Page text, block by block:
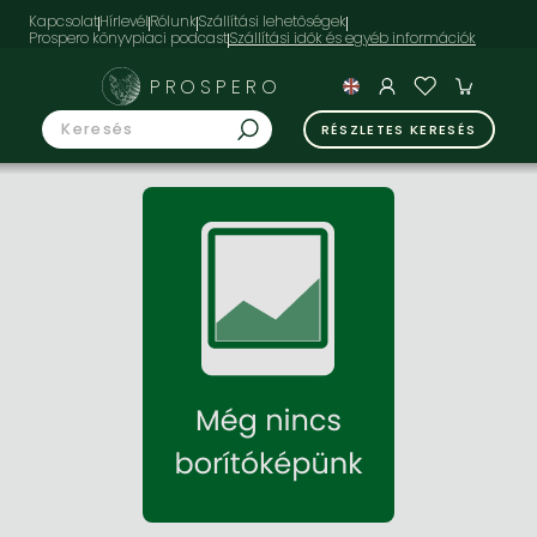
KapcsolatHírlevélRólunkSzállítási lehetőségek
Prospero könyvpiaci podcast
PROSPERO
RÉSZLETES KERESÉS